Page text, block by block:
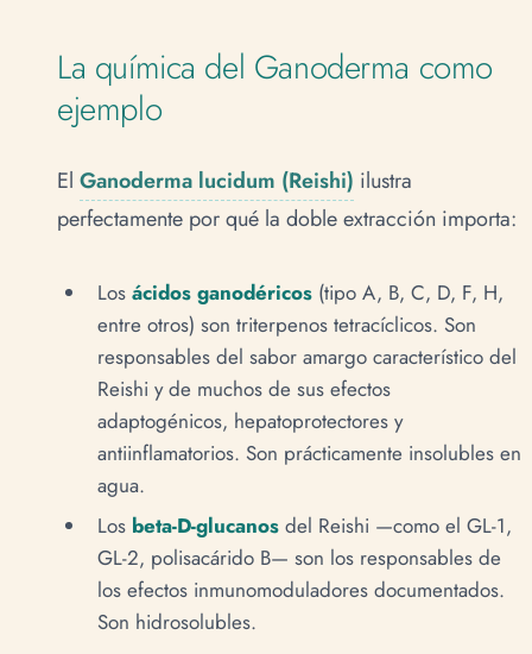
La química del Ganoderma como
ejemplo
El Ganoderma lucidum (Reishi) ilustra
perfectamente por qué la doble extracción importa:
Los ácidos ganodéricos (tipo A, B, C, D, F, H,
entre otros) son triterpenos tetracíclicos. Son
responsables del sabor amargo característico del
Reishi y de muchos de sus efectos
adaptogénicos, hepatoprotectores y
antiinflamatorios. Son prácticamente insolubles en
agua.
Los beta-D-glucanos del Reishi —como el GL-1,
GL-2, polisacárido B— son los responsables de
los efectos inmunomoduladores documentados.
Son hidrosolubles.